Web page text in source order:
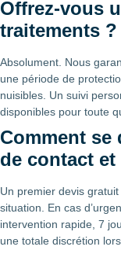
Offrez-vous
traitements ?
Absolument. Nous
une période de
nuisibles. Un suivi
disponibles pour toute
Comment se
de contact
Un premier devis
situation. En cas
intervention rapide, 7
une totale discrétion